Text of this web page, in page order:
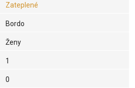
Zateplené
Bordo
Ženy
1
0